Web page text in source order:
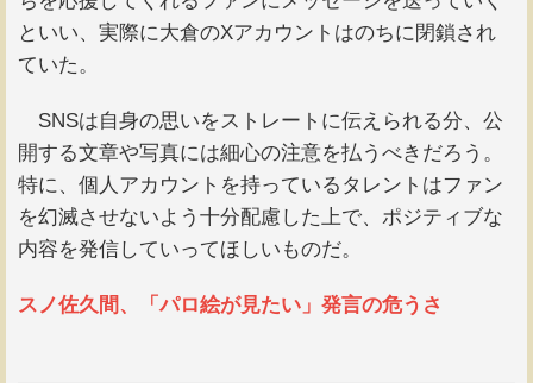
といい、実際に大倉のXアカウントはのちに閉鎖され
ていた。
SNSは自身の思いをストレートに伝えられる分、公
開する文章や写真には細心の注意を払うべきだろう。
特に、個人アカウントを持っているタレントはファン
を幻滅させないよう十分配慮した上で、ポジティブな
内容を発信していってほしいものだ。
スノ佐久間、「パロ絵が見たい」発言の危うさ